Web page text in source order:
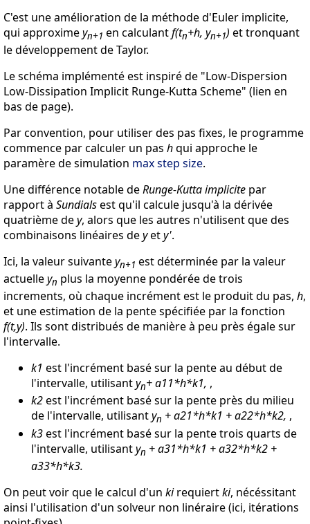
C'est une amélioration de la méthode d'Euler implicite,
qui approximeyn+1 en calculantf(tn+h, yn+1) et tronquant
le développement de Taylor.
Le schéma implémenté est inspiré de "Low-Dispersion
Low-Dissipation Implicit Runge-Kutta Scheme" (lien en
bas de page).
Par convention, pour utiliser des pas fixes, le programme
commence par calculer un pas hqui approche le
paramère de simulation max step size.
Une différence notable deRunge-Kutta implicite par
rapport à Sundialsest qu'il calcule jusqu'à la dérivée
quatrième dey, alors que les autres n'utilisent que des
combinaisons linéaires deyety'.
Ici, la valeur suivanteyn+1 est déterminée par la valeur
actuelleyn plus la moyenne pondérée de trois
increments, où chaque incrément est le produit du pas, h,
et une estimation de la pente spécifiée par la fonction
f(t,y). Ils sont distribués de manière à peu près égale sur
l'intervalle.
k1 est l'incrément basé sur la pente au début de
l'intervalle, utilisantyn+ a11*h*k1, ,
k2est l'incrément basé sur la pente près du milieu
de l'intervalle, utilisantyn + a21*h*k1 + a22*h*k2, ,
k3est l'incrément basé sur la pente trois quarts de
l'intervalle, utilisantyn + a31*h*k1 + a32*h*k2 +
a33*h*k3.
On peut voir que le calcul d'un kirequiertki, nécéssitant
ainsi l'utilisation d'un solveur non linéraire (ici, itérations